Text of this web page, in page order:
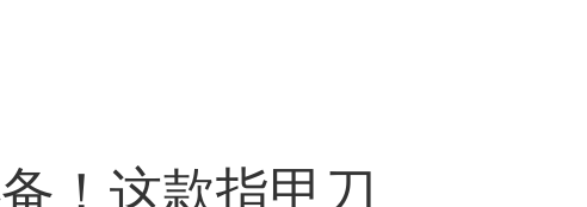
！这款指甲刀